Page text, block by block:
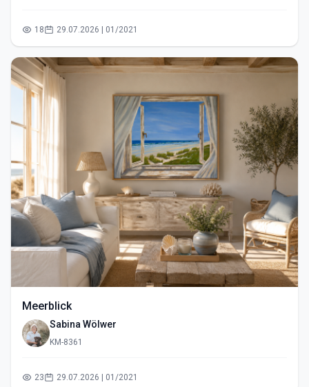
18 29.07.2026 | 01/2021
Meerblick
Sabina Wölwer
KM-8361
23 29.07.2026 | 01/2021